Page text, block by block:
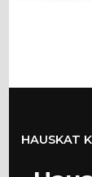
HAUSKAT